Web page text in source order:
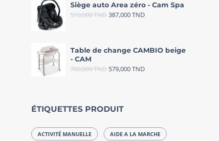
Siège auto Area zéro - Cam Spa
510,000TND 387,000TND
Table de change CAMBIO beige
- CAM
700,000TND 579,000TND
ÉTIQUETTES PRODUIT
ACTIVITÉ MANUELLE AIDE A LA MARCHE